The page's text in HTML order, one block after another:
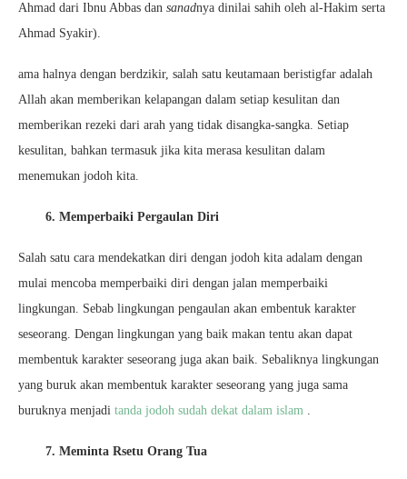
Ahmad dari Ibnu Abbas dan sanadnya dinilai sahih oleh al-Hakim serta
Ahmad Syakir).
ama halnya dengan berdzikir, salah satu keutamaan beristigfar adalah
Allah akan memberikan kelapangan dalam setiap kesulitan dan
memberikan rezeki dari arah yang tidak disangka-sangka. Setiap
kesulitan, bahkan termasuk jika kita merasa kesulitan dalam
menemukan jodoh kita.
6. Memperbaiki Pergaulan Diri
Salah satu cara mendekatkan diri dengan jodoh kita adalam dengan
mulai mencoba memperbaiki diri dengan jalan memperbaiki
lingkungan. Sebab lingkungan pengaulan akan embentuk karakter
seseorang. Dengan lingkungan yang baik makan tentu akan dapat
membentuk karakter seseorang juga akan baik. Sebaliknya lingkungan
yang buruk akan membentuk karakter seseorang yang juga sama
buruknya menjadi tanda jodoh sudah dekat dalam islam .
7. Meminta Rsetu Orang Tua